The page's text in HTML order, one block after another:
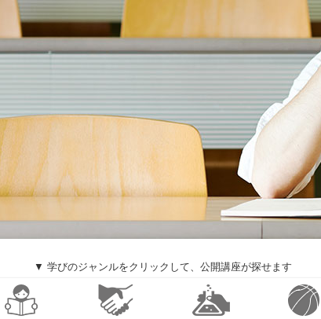
▼ 学びのジャンルをクリックして、公開講座が探せます